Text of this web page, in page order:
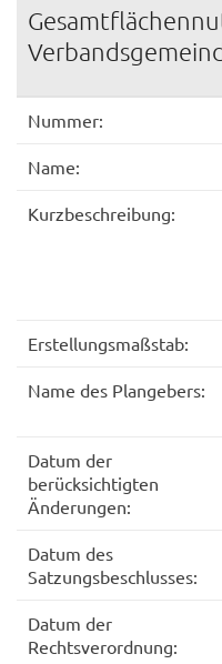
Nummer:
Name:
Kurzbeschreibung:
Erstellungsmaßstab:
Name des Plangebers:
Datum der
berücksichtigten
Änderungen:
Datum des
Satzungsbeschlusses:
Datum der
Rechtsverordnung: